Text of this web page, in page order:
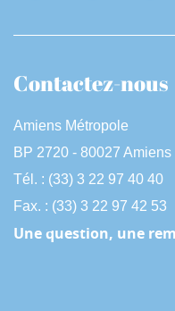
Contactez-nous
Amiens Métropole
BP 2720 - 80027
Tél. : (33) 3 22 97 40 40
Fax. : (33) 3 22 97 42 53
Une question, une